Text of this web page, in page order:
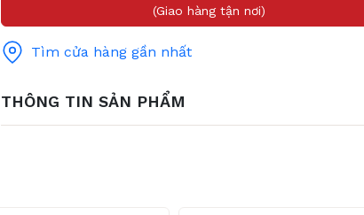
(Giao hàng tận nơi)
Tìm cửa hàng gần nhất
THÔNG TIN SẢN PHẨM